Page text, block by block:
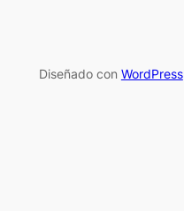
Diseñado con WordPress